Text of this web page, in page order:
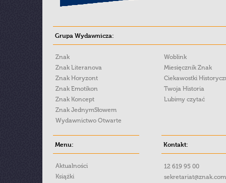
Grupa Wydawnicza:
Znak
Znak Literanova
Znak Horyzont
Znak Emotikon
Znak Koncept
Znak JednymSłowem
Wydawnictwo Otwarte
Woblink
Miesięcznik Znak
Ciekawostki
Twoja Historia
Lubimy czytać
Menu:
Aktualności
Książki
Kontakt:
12 619 95 00